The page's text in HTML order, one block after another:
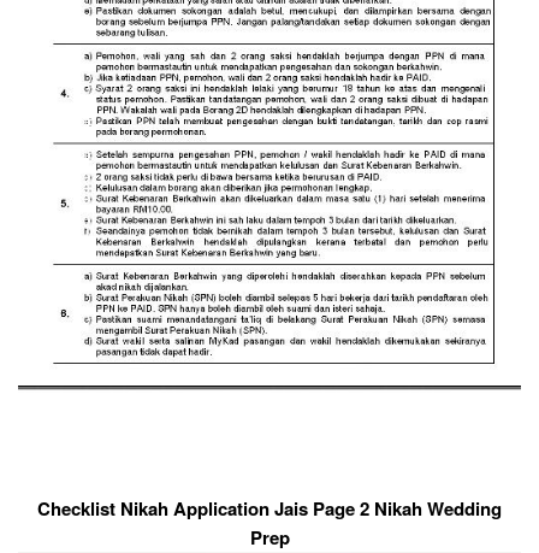
Checklist Nikah Application Jais Page 2 Nikah Wedding
Prep